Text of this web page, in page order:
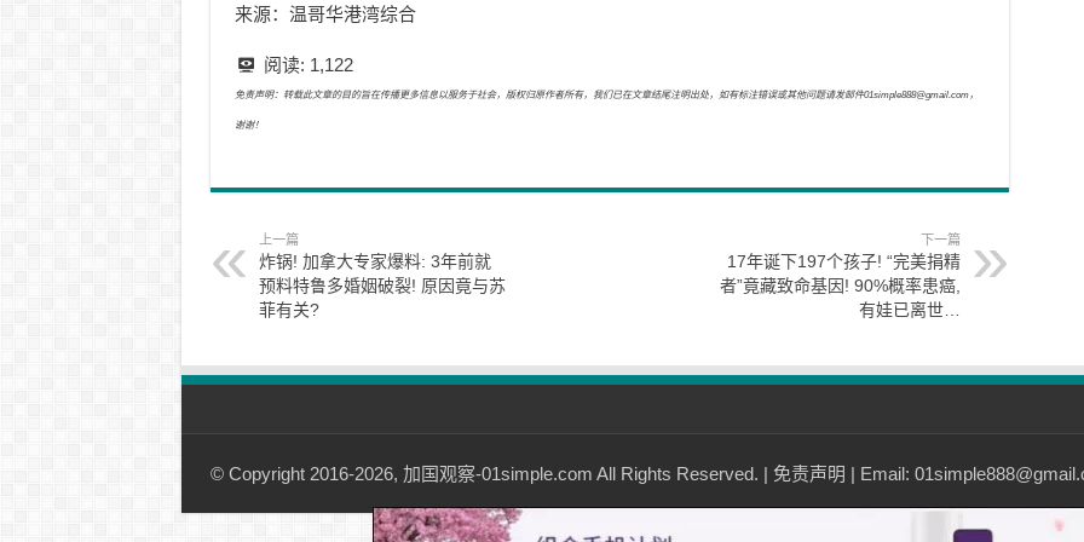
来源：温哥华港湾综合
阅读: 1,122
免责声明：转载此文章的目的旨在传播更多信息以服务于社会，版权归原作者所有，我们已在文章结尾注明出处，如有标注错误或其他问题请发邮件01simple888@gmail.com，
谢谢！
上一篇
炸锅! 加拿大专家爆料: 3年前就
预料特鲁多婚姻破裂! 原因竟与苏
菲有关?
下一篇
17年诞下197个孩子! “完美捐精
者”竟藏致命基因! 90%概率患癌,
有娃已离世…
© Copyright 2016-2026, 加国观察-01simple.com All Rights Reserved. | 免责声明 | Email: